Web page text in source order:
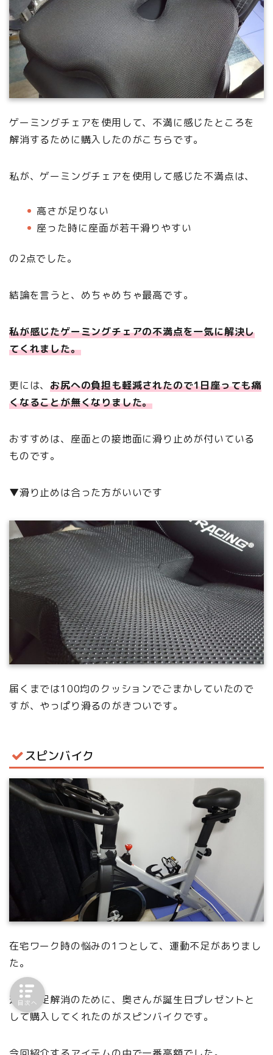
ゲーミングチェアを使用して、不満に感じたところを
解消するために購入したのがこちらです。
私が、ゲーミングチェアを使用して感じた不満点は、
高さが足りない
座った時に座面が若干滑りやすい
の2点でした。
結論を言うと、めちゃめちゃ最高です。
私が感じたゲーミングチェアの不満点を一気に解決し
てくれました。
更には、お尻への負担も軽減されたので1日座っても痛
くなることが無くなりました。
おすすめは、座面との接地面に滑り止めが付いている
ものです。
▼滑り止めは合った方がいいです
届くまでは100均のクッションでごまかしていたので
すが、やっぱり滑るのがきついです。
スピンバイク
在宅ワーク時の悩みの1つとして、運動不足がありまし
た。
運動不足解消のために、奥さんが誕生日プレゼントと
して購入してくれたのがスピンバイクです。
目次へ